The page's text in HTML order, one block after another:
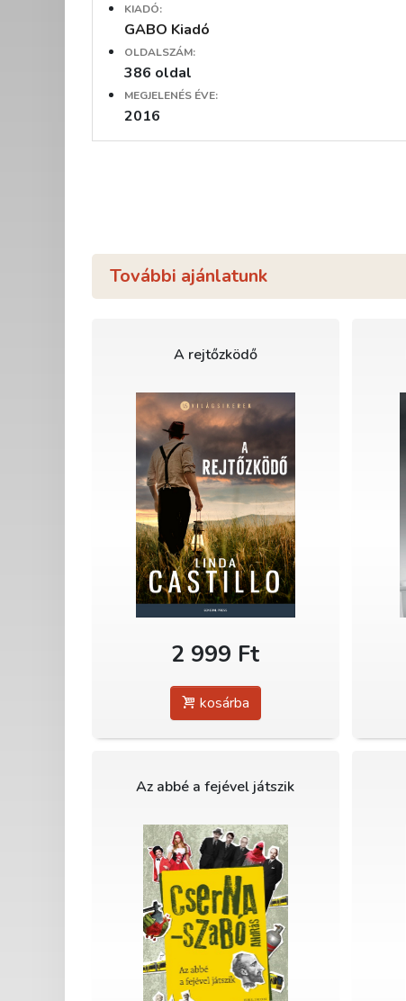
KIADÓ:
GABO Kiadó
OLDALSZÁM:
386 oldal
MEGJELENÉS ÉVE:
2016
További ajánlatunk
A rejtőzködő
2 999 Ft
kosárba
Az abbé a fejével játszik